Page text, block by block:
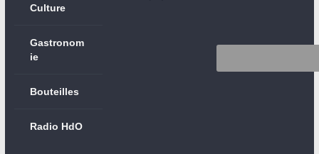
Culture
Gastronom
ie
Bouteilles
Radio HdO